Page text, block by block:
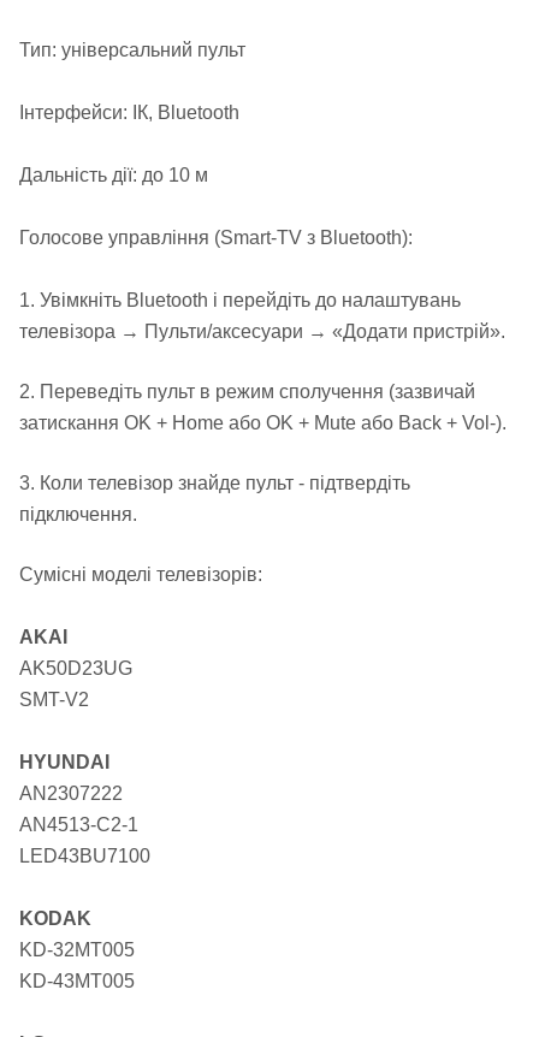
Тип: універсальний пульт
Інтерфейси: ІК, Bluetooth
Дальність дії: до 10 м
Голосове управління (Smart-TV з Bluetooth):
1. Увімкніть Bluetooth і перейдіть до налаштувань
телевізора → Пульти/аксесуари → «Додати пристрій».
2. Переведіть пульт в режим сполучення (зазвичай
затискання OK + Home або OK + Mute або Back + Vol-).
3. Коли телевізор знайде пульт - підтвердіть
підключення.
Сумісні моделі телевізорів:
AKAI
AK50D23UG
SMT-V2
HYUNDAI
AN2307222
AN4513-C2-1
LED43BU7100
KODAK
KD-32MT005
KD-43MT005